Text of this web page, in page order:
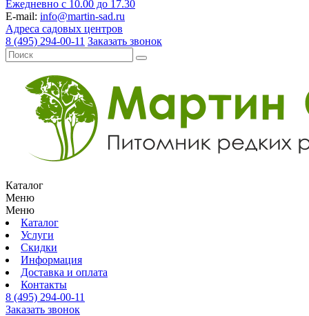
Ежедневно с 10.00 до 17.30
E-mail: info@martin-sad.ru
Адреса садовых центров
8 (495) 294-00-11 Заказать звонок
Каталог
Меню
Меню
Каталог
Услуги
Скидки
Информация
Доставка и оплата
Контакты
8 (495) 294-00-11
Заказать звонок